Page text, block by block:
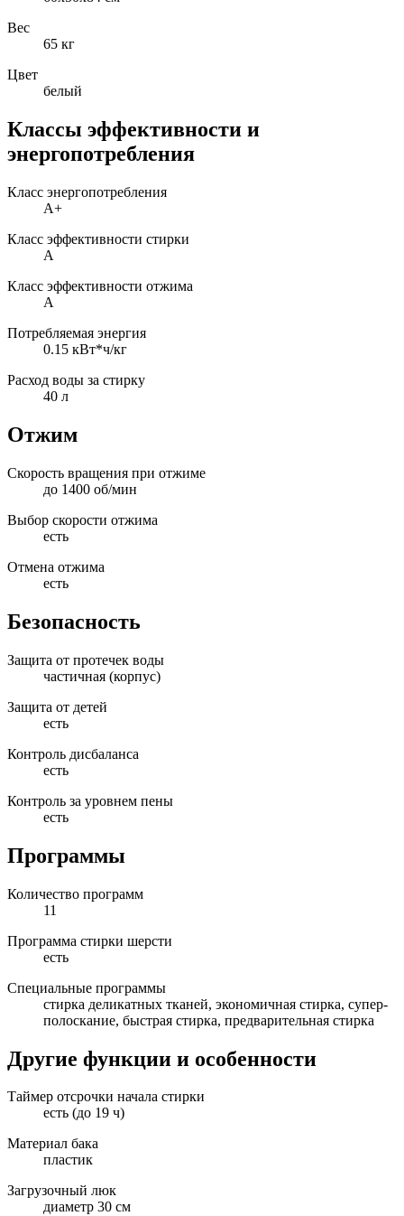
Вес
65 кг
Цвет
белый
Классы эффективности и
энергопотребления
Класс энергопотребления
A+
Класс эффективности стирки
A
Класс эффективности отжима
A
Потребляемая энергия
0.15 кВт*ч/кг
Расход воды за стирку
40 л
Отжим
Скорость вращения при отжиме
до 1400 об/мин
Выбор скорости отжима
есть
Отмена отжима
есть
Безопасность
Защита от протечек воды
частичная (корпус)
Защита от детей
есть
Контроль дисбаланса
есть
Контроль за уровнем пены
есть
Программы
Количество программ
11
Программа стирки шерсти
есть
Специальные программы
стирка деликатных тканей, экономичная стирка, супер-
полоскание, быстрая стирка, предварительная стирка
Другие функции и особенности
Таймер отсрочки начала стирки
есть (до 19 ч)
Материал бака
пластик
Загрузочный люк
диаметр 30 см